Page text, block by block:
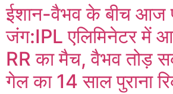
ईशान-वैभव के बीच आज
जंग:IPL एलिमिनेटर में
RR का मैच, वैभव तोड़
गेल का 14 साल पुराना